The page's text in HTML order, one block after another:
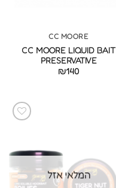
CC MOORE
CC MOORE LIQUID BAIT
PRESERVATIVE
₪140
המלאי אזל